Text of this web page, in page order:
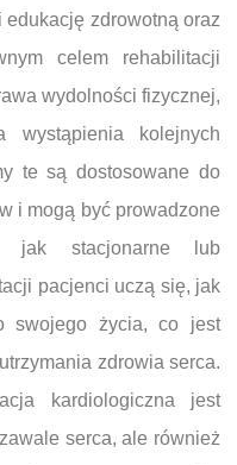
zdrowotną oraz
celem rehabilitacji
wydolności fizycznej,
wystąpienia kolejnych
te są dostosowane do
i mogą być prowadzone
jak stacjonarne lub
pacjenci uczą się, jak
swojego życia, co jest
zdrowia serca.
kardiologiczna jest
serca, ale również